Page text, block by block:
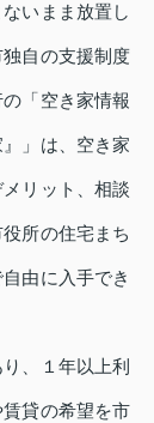
いまま放置し
自の支援制度
「空き家情報
」は、空き家
リット、相談
所の住宅まち
由に入手でき
、１年以上利
貸の希望を市